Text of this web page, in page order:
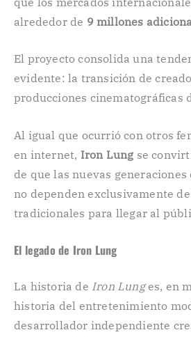
alrededor de 9 millones
El proyecto consolida una
evidente: la transición de
producciones cinematográficas
Al igual que ocurrió con otros
en internet, Iron Lung se
de que las nuevas
no dependen exclusivamente
tradicionales para llegar al
El legado de Iron Lung
La historia de Iron Lunges, en
historia del entretenimiento
desarrollador independiente